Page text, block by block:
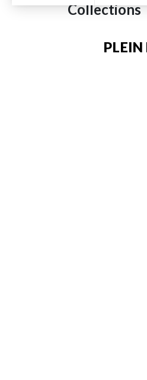
Collections
PLEIN